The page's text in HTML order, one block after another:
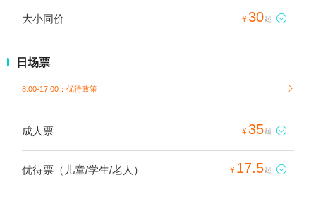
大小同价 ¥30起 
日场票
8:00-17:00； 优待政策 
成人票 ¥35起 
优待票（儿童/学生/老人） ¥ 17.5起 